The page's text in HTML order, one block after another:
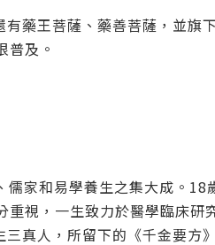
藥王菩薩、藥善菩薩，並旗
普及。
家和易學養生之集大成。18
重視，一生致力於醫學臨床研
真人，所留下的《千金要方